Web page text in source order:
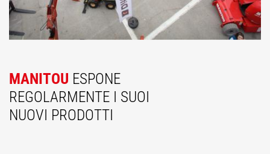
MANITOU ESPONE
REGOLARMENTE I SUOI
NUOVI PRODOTTI